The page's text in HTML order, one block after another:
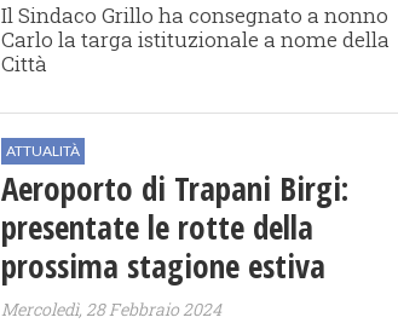
Il Sindaco Grillo ha consegnato a nonno
Carlo la targa istituzionale a nome della
Città
ATTUALITÀ
Aeroporto di Trapani Birgi:
presentate le rotte della
prossima stagione estiva
Mercoledì, 28 Febbraio 2024